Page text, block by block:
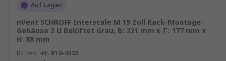
Auf Lager
nVent SCHROFF Interscale M 19 Zoll Rack-Montage-
Gehäuse 2 U Belüftet Grau, B: 221 mm x T: 177 mm x
H: 88 mm
RS Best.-Nr. 810-4333